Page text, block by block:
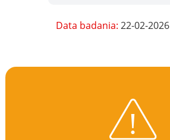
Data badania:22-02-2026